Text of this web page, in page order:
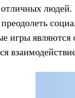
отличных
преодолеть
игры